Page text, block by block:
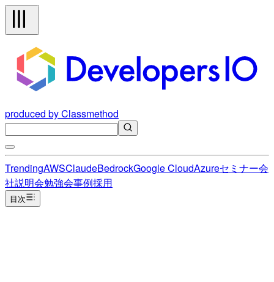
produced by Classmethod
TrendingAWSClaudeBedrockGoogle CloudAzureセミナー会
社説明会勉強会事例採用
目次